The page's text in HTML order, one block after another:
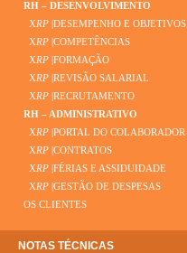
RH – DESENVOLVIMENTO
XRP |DESEMPENHO E OBJETIVOS
XRP |COMPETÊNCIAS
XRP |FORMAÇÃO
XRP |REVISÃO SALARIAL
XRP |RECRUTAMENTO
RH – ADMINISTRATIVO
XRP |PORTAL DO COLABORADOR
XRP |CONTRATOS
XRP |FÉRIAS E ASSIDUIDADE
XRP |GESTÃO DE DESPESAS
OS CLIENTES
NOTAS TÉCNICAS